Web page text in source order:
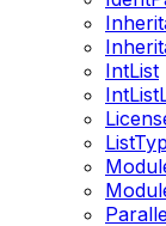
IntList